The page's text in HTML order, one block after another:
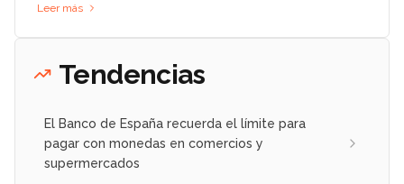
Leer más
Tendencias
El Banco de España recuerda el límite para
pagar con monedas en comercios y
supermercados